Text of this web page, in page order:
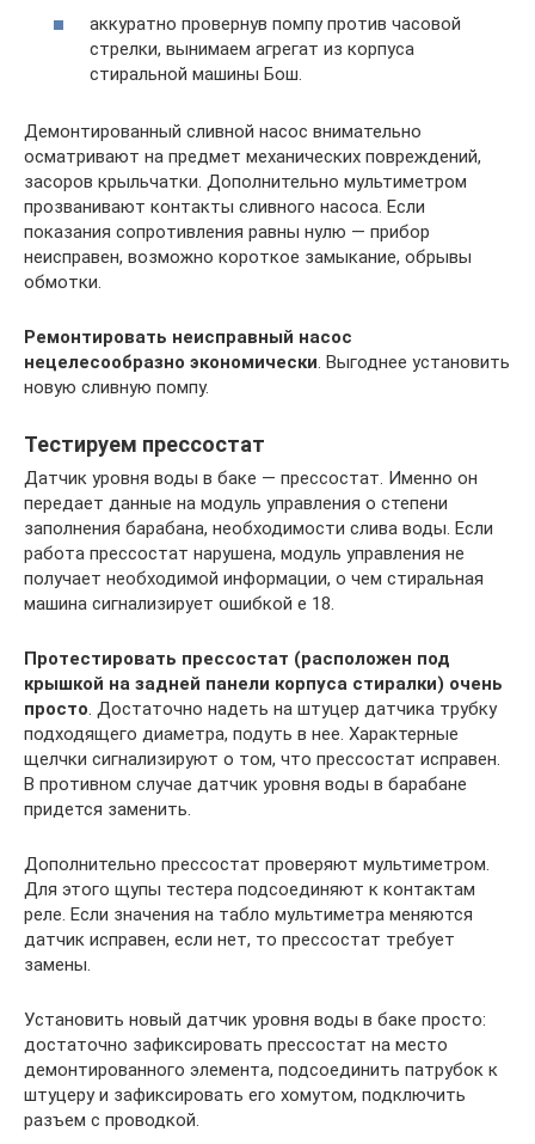
аккуратно провернув помпу против часовой
стрелки, вынимаем агрегат из корпуса
стиральной машины Бош.
Демонтированный сливной насос внимательно
осматривают на предмет механических повреждений,
засоров крыльчатки. Дополнительно мультиметром
прозванивают контакты сливного насоса. Если
показания сопротивления равны нулю — прибор
неисправен, возможно короткое замыкание, обрывы
обмотки.
Ремонтировать неисправный насос
нецелесообразно экономически . Выгоднее установить
новую сливную помпу.
Тестируем прессостат
Датчик уровня воды в баке — прессостат. Именно он
передает данные на модуль управления о степени
заполнения барабана, необходимости слива воды. Если
работа прессостат нарушена, модуль управления не
получает необходимой информации, о чем стиральная
машина сигнализирует ошибкой е 18.
Протестировать прессостат (расположен под
крышкой на задней панели корпуса стиралки) очень
просто . Достаточно надеть на штуцер датчика трубку
подходящего диаметра, подуть в нее. Характерные
щелчки сигнализируют о том, что прессостат исправен.
В противном случае датчик уровня воды в барабане
придется заменить.
Дополнительно прессостат проверяют мультиметром.
Для этого щупы тестера подсоединяют к контактам
реле. Если значения на табло мультиметра меняются
датчик исправен, если нет, то прессостат требует
замены.
Установить новый датчик уровня воды в баке просто:
достаточно зафиксировать прессостат на место
демонтированного элемента, подсоединить патрубок к
штуцеру и зафиксировать его хомутом, подключить
разъем с проводкой.